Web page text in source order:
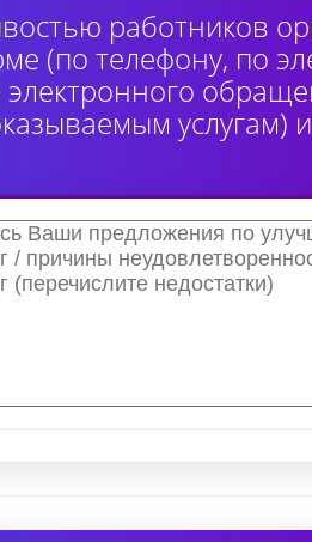
работников
(по телефону, по
услугам)